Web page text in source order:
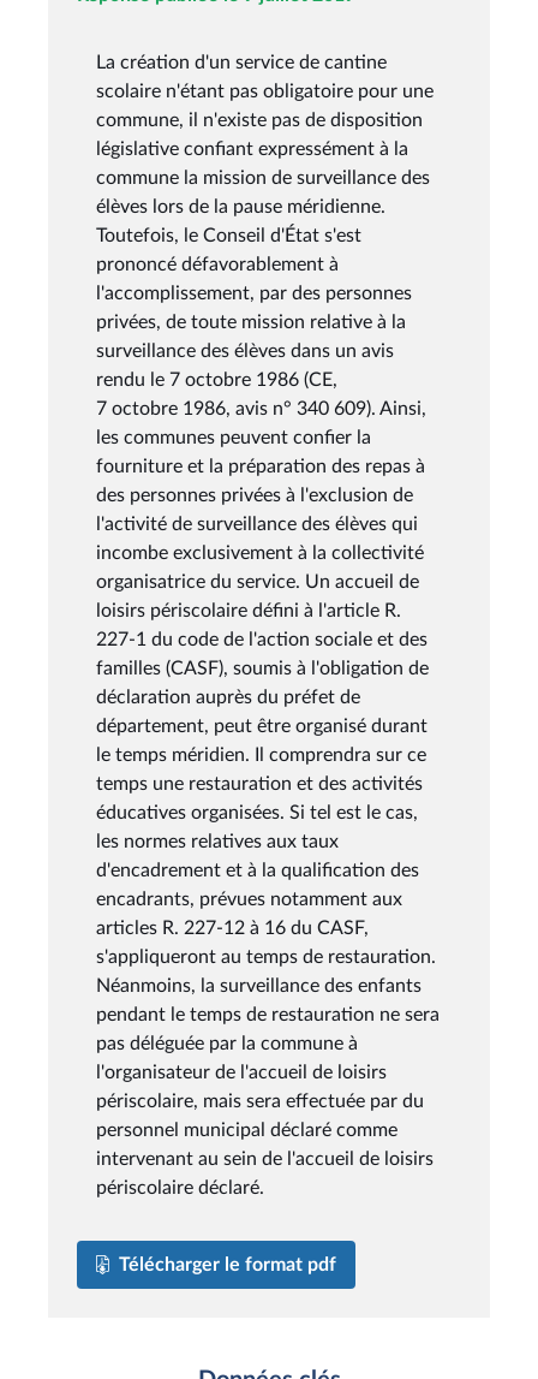
La création d'un service de cantine
scolaire n'étant pas obligatoire pour une
commune, il n'existe pas de disposition
législative confiant expressément à la
commune la mission de surveillance des
élèves lors de la pause méridienne.
Toutefois, le Conseil d'État s'est
prononcé défavorablement à
l'accomplissement, par des personnes
privées, de toute mission relative à la
surveillance des élèves dans un avis
rendu le 7 octobre 1986 (CE,
7 octobre 1986, avis n° 340 609). Ainsi,
les communes peuvent confier la
fourniture et la préparation des repas à
des personnes privées à l'exclusion de
l'activité de surveillance des élèves qui
incombe exclusivement à la collectivité
organisatrice du service. Un accueil de
loisirs périscolaire défini à l'article R.
227-1 du code de l'action sociale et des
familles (CASF), soumis à l'obligation de
déclaration auprès du préfet de
département, peut être organisé durant
le temps méridien. Il comprendra sur ce
temps une restauration et des activités
éducatives organisées. Si tel est le cas,
les normes relatives aux taux
d'encadrement et à la qualification des
encadrants, prévues notamment aux
articles R. 227-12 à 16 du CASF,
s'appliqueront au temps de restauration.
Néanmoins, la surveillance des enfants
pendant le temps de restauration ne sera
pas déléguée par la commune à
l'organisateur de l'accueil de loisirs
périscolaire, mais sera effectuée par du
personnel municipal déclaré comme
intervenant au sein de l'accueil de loisirs
périscolaire déclaré.
Télécharger le format pdf